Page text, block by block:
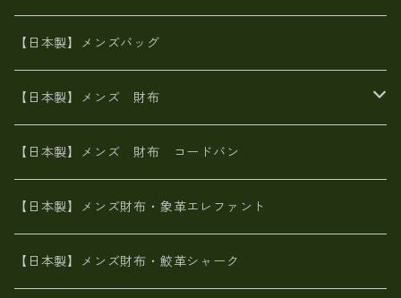
メタリック
革友禅染め
ポーテッド
革友禅染め
メタリック
ヌメ革
革友禅染め
財布ショルダー
ヌメ革
がま口財布
革友禅染め
山羊革
火山灰染め
名刺入れ・キーケース、他
財布・小物
【日本製】メンズバッグ
【日本製】メンズ 財布
象革エレファント【日本製】メンズ 財布
鮫革シャーク【日本製】メンズ 財布
ブライドルレザー【日本製】メンズ 財布
【日本製】メンズ 財布 コードバン
【日本製】メンズ財布・象革エレファント
【日本製】メンズ財布・鮫革シャーク